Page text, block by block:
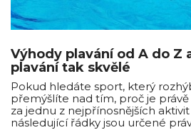
Výhody plavání od A do Z
plavání tak skvělé
Pokud hledáte sport, který
přemýšlíte nad tím, proč je
za jednu z nejpřínosnějších
následující řádky jsou určené